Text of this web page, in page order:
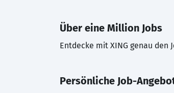
Über eine Million Jobs
Entdecke mit XING genau den
Persönliche Job-